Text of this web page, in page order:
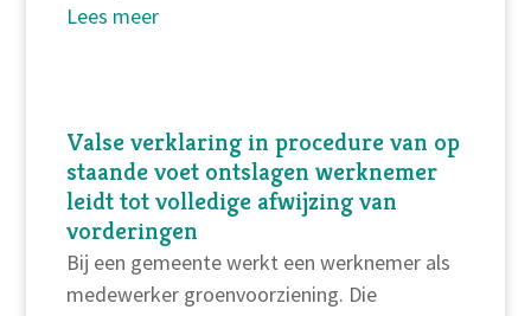
Lees meer
Valse verklaring in procedure van op
staande voet ontslagen werknemer
leidt tot volledige afwijzing van
vorderingen
Bij een gemeente werkt een werknemer als
medewerker groenvoorziening. Die